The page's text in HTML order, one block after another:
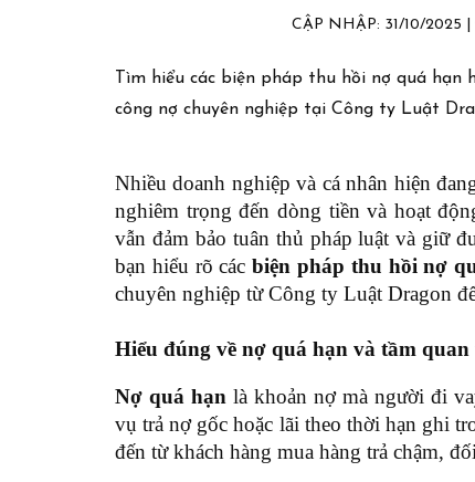
CẬP NHẬP: 31/10/2025
Tìm hiểu các biện pháp thu hồi nợ quá hạn
công nợ chuyên nghiệp tại Công ty Luật
Nhiều doanh nghiệp và cá nhân hiện
nghiêm trọng đến dòng tiền và hoạt
vẫn đảm bảo tuân thủ pháp luật và giữ
bạn hiểu rõ các biện pháp thu hồi nợ
chuyên nghiệp từ Công ty Luật Dragon
Hiểu đúng về nợ quá hạn và tầm
Nợ quá hạn là khoản nợ mà người đi
vụ trả nợ gốc hoặc lãi theo thời hạn ghi
đến từ khách hàng mua hàng trả chậm,